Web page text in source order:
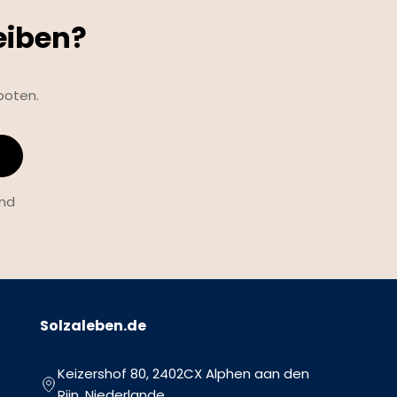
Solzaleben.de
Keizershof 80, 2402CX Alphen aan den